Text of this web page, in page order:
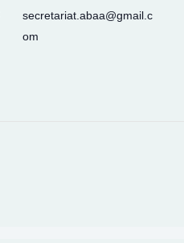
secretariat.abaa@gmail.c
om